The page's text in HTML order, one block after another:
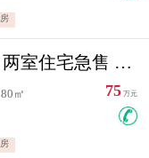
福海路 映雪佳苑 两室住宅急售 可公积金贷款
㎡
75 万元